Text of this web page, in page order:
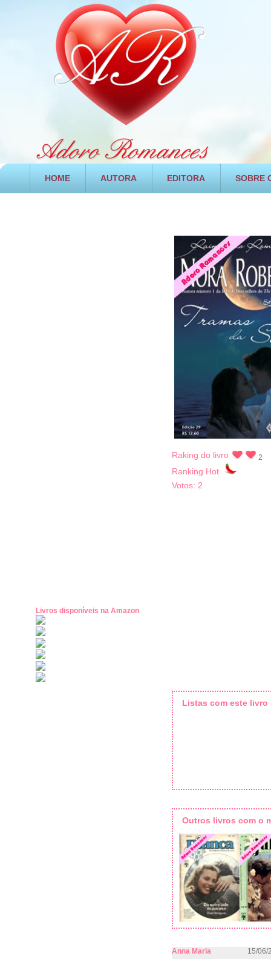
HOME AUTORA EDITORA SOBRE
Livros disponíveis na Amazon
Raking do livro 2
Ranking Hot
Votos: 2
Listas com este livro
Outros livros com o
Anna Maria 15/06/